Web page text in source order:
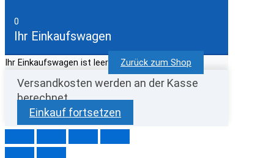
0
Ihr Einkaufswagen
Ihr Einkaufswagen ist leer Zurück zum Shop
Versandkosten werden an der Kasse
berechnet
Einkauf fortsetzen